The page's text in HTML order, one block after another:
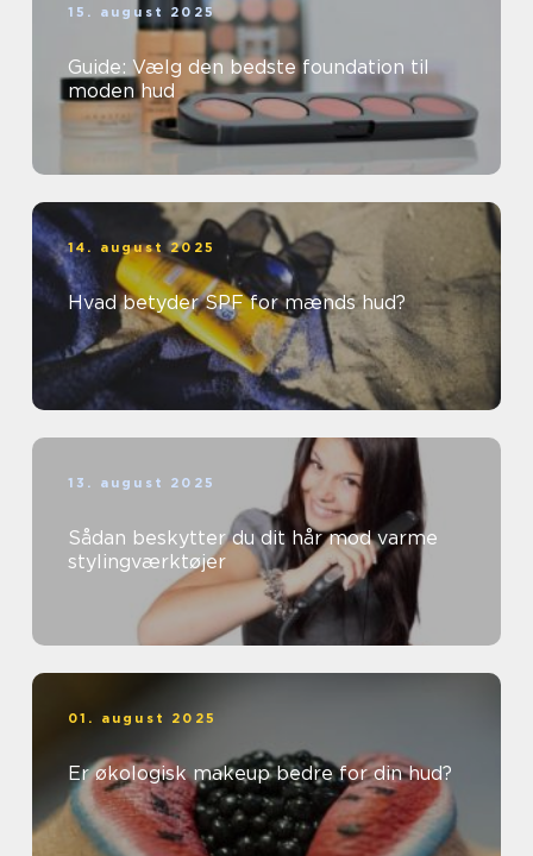
15. august 2025
Guide: Vælg den bedste foundation til
moden hud
14. august 2025
Hvad betyder SPF for mænds hud?
13. august 2025
Sådan beskytter du dit hår mod varme
stylingværktøjer
01. august 2025
Er økologisk makeup bedre for din hud?